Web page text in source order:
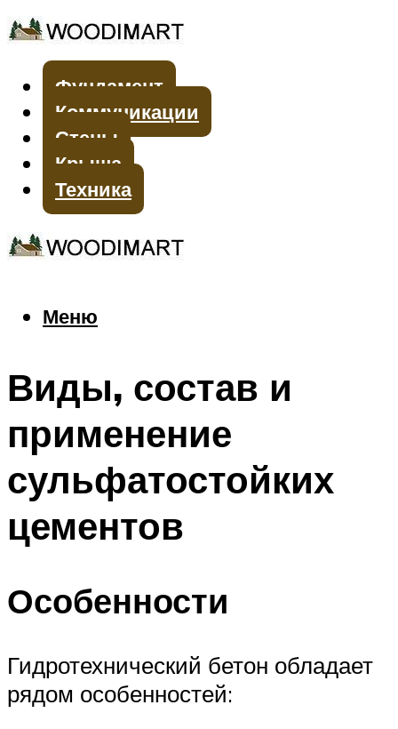
Фундамент
Коммуникации
Стены
Крыша
Техника
Меню
Меню
Виды, состав и
применение
сульфатостойких
цементов
Особенности
Гидротехнический бетон обладает
рядом особенностей: